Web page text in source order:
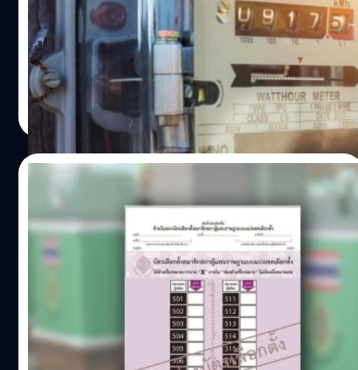
สำนักงานคณะกรรมการการเลือกตั้ง (กกต.) ตีกลับหนังสือ
รัฐบาลขออนุมัติงบฯ 11,112 ล้านบาท แก้ค่าไฟแพง เหตุส่ง
หนังสือมาไม่มี มติ ครม. เห็นชอบ
วาณิชชา สายเสมา| 1197 days ago
Read More
17/04/2023
กกต. เผยตัวอย่างบัตรเลือกตั้ง 2 ใบ สีม่วง
เลือก ส.ส. เขต – สีเขียวเลือกพรรคการเมือง
ทำความรู้จักบัตรเลือกตั้ง 2 ใบ ก่อนเข้าคูหาเลือกตั้งในวันที่ 14
พฤษภาคม 2566 นี้ โดยบัตรเลือกตั้งสีม่วง สำหรับเลือก ส.ส.
แบบแบ่งเขต และบัตรเลือกตั้งสีเขียว สำหรับเลือก ส.ส. แบบ
บัญชีรายชื่อ
วาณิชชา สายเสมา| 1208 days ago